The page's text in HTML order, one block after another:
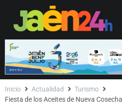
Inicio Actualidad
Turismo
Fiesta de los Aceites de Nueva